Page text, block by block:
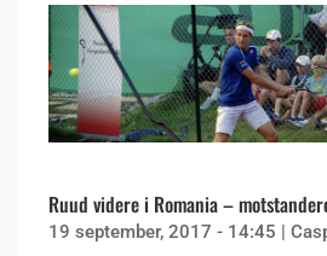
Ruud videre i Romania –
19 september, 2017 - 14:45 |